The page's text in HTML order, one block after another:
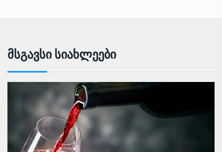
Მსგავსი Სიახლეები